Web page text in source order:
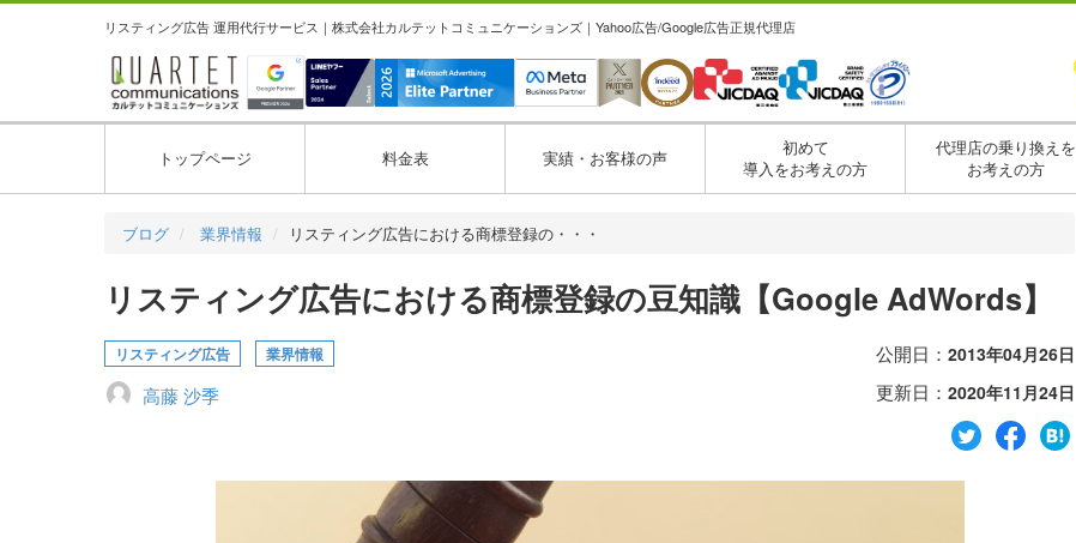
リスティング広告 運用代行サービス｜株式会社カルテットコミュニケーションズ｜Yahoo広告/Google広告正規代理店
トップページ 料金表 実績・お客様の声
初めて
導入をお考えの方
代理店の乗り換えを
お考えの方
ブログ 業界情報 リスティング広告における商標登録の・・・
リスティング広告における商標登録の豆知識【Google AdWords】
リスティング広告 業界情報
高藤 沙季
公開日： 2013年04月26日
更新日： 2020年11月24日